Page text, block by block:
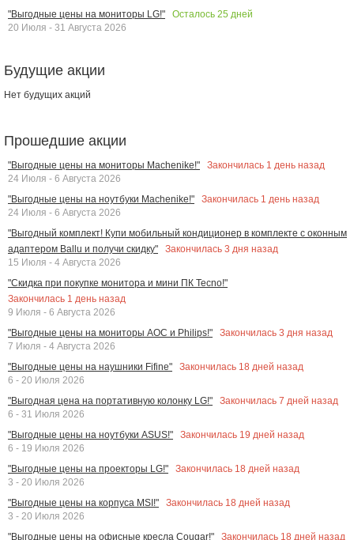
"Выгодные цены на мониторы LG!"
Осталось 25 дней
20 Июля - 31 Августа 2026
Будущие акции
Нет будущих акций
Прошедшие акции
"Выгодные цены на мониторы Machenike!" Закончилась 1 день назад
24 Июля - 6 Августа 2026
"Выгодные цены на ноутбуки Machenike!"
Закончилась 1 день назад
24 Июля - 6 Августа 2026
"Выгодный комплект! Купи мобильный кондиционер в комплекте с оконным
адаптером Ballu и получи скидку"
Закончилась 3 дня назад
15 Июля - 4 Августа 2026
"Скидка при покупке монитора и мини ПК Tecno!"
Закончилась 1 день назад
9 Июля - 6 Августа 2026
"Выгодные цены на мониторы AOC и Philips!"
Закончилась 3 дня назад
7 Июля - 4 Августа 2026
"Выгодные цены на наушники Fifine"
Закончилась 18 дней назад
6 - 20 Июля 2026
"Выгодная цена на портативную колонку LG!"
Закончилась 7 дней назад
6 - 31 Июля 2026
"Выгодные цены на ноутбуки ASUS!"
Закончилась 19 дней назад
6 - 19 Июля 2026
"Выгодные цены на проекторы LG!"
Закончилась 18 дней назад
3 - 20 Июля 2026
"Выгодные цены на корпуса MSI!"
Закончилась 18 дней назад
3 - 20 Июля 2026
"Выгодные цены на офисные кресла Cougar!"
Закончилась 18 дней назад